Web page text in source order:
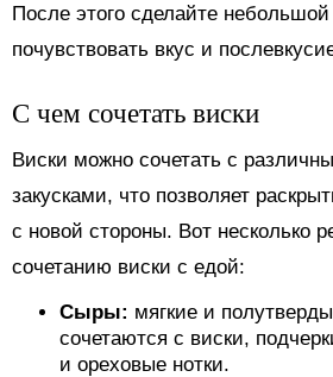
После этого сделайте небольшой
почувствовать вкус и
С чем сочетать виски
Виски можно сочетать с
закусками, что позволяет
с новой стороны. Вот несколько
сочетанию виски с едой:
Сыры: мягкие и
сочетаются с виски,
и ореховые нотки.